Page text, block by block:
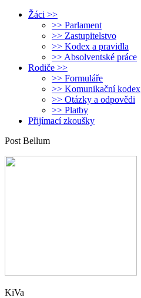
Žáci >>
>> Parlament
>> Zastupitelstvo
>> Kodex a pravidla
>> Absolventské práce
Rodiče >>
>> Formuláře
>> Komunikační kodex
>> Otázky a odpovědi
>> Platby
Přijímací zkoušky
Post Bellum
KiVa